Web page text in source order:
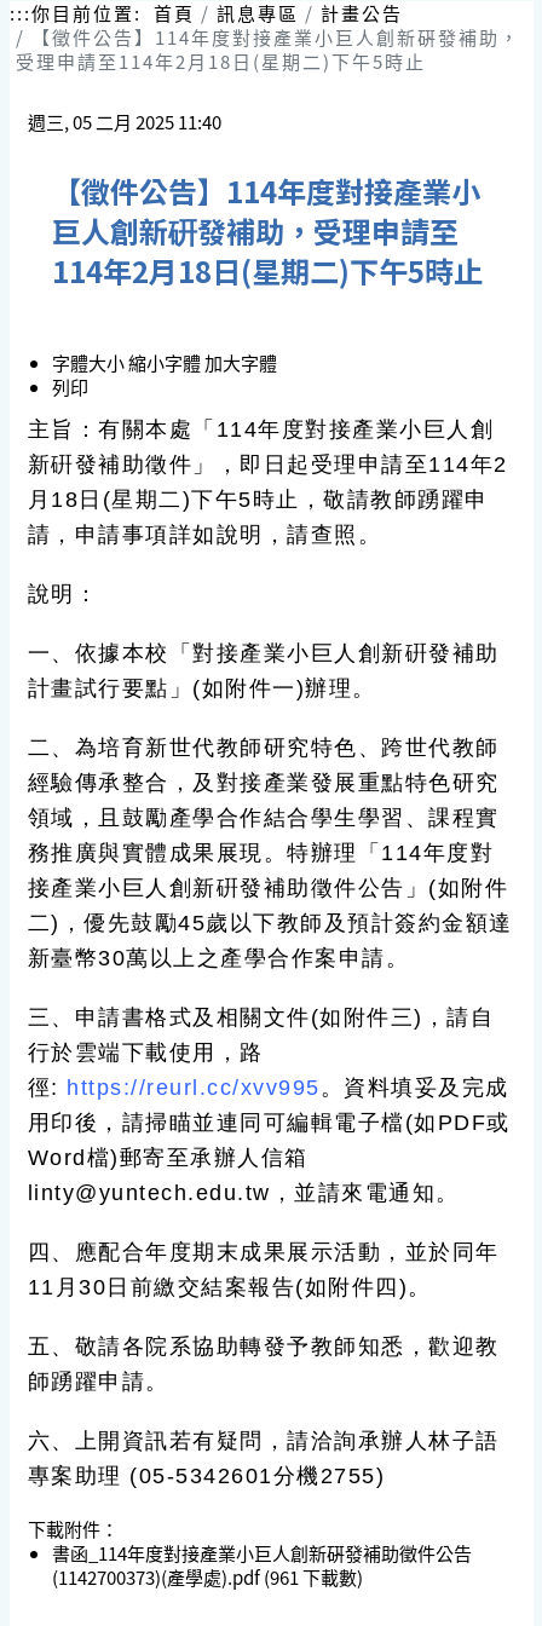
跳:::你目前位置: 首頁 訊息專區
計畫公告
【徵件公告】114年度對接產業小巨人創新硏發補助，
受理申請至114年2月18日(星期二)下午5時止
週三, 05 二月 2025 11:40
【徵件公告】114年度對接產業小
巨人創新硏發補助，受理申請至
114年2月18日(星期二)下午5時止
字體大小縮小字體加大字體
列印
主旨：有關本處「114年度對接產業小巨人創
新硏發補助徵件」，即日起受理申請至114年2
月18日(星期二)下午5時止，敬請教師踴躍申
請，申請事項詳如說明，請查照。
說明：
一、依據本校「對接產業小巨人創新硏發補助
計畫試行要點」(如附件一)辦理。
二、為培育新世代教師研究特色、跨世代教師
經驗傳承整合，及對接產業發展重點特色研究
領域，且鼓勵產學合作結合學生學習、課程實
務推廣與實體成果展現。特辦理「114年度對
接產業小巨人創新硏發補助徵件公告」(如附件
二)，優先鼓勵45歲以下教師及預計簽約金額達
新臺幣30萬以上之產學合作案申請。
三、申請書格式及相關文件(如附件三)，請自
行於雲端下載使用，路
徑: https://reurl.cc/xvv995。資料填妥及完成
用印後，請掃瞄並連同可編輯電子檔(如PDF或
Word檔)郵寄至承辦人信箱
linty@yuntech.edu.tw，並請來電通知。
四、應配合年度期末成果展示活動，並於同年
11月30日前繳交結案報告(如附件四)。
五、敬請各院系協助轉發予教師知悉，歡迎教
師踴躍申請。
六、上開資訊若有疑問，請洽詢承辦人林子語
專案助理 (05-5342601分機2755)
下載附件：
書函_114年度對接產業小巨人創新硏發補助徵件公告
(1142700373)(產學處).pdf (961 下載數)